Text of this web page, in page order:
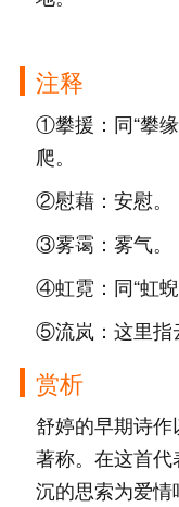
注释
①攀援：同“攀
爬。
②慰藉：安慰。
③雾霭：雾气。
④虹霓：同“虹
⑤流岚：这里指
赏析
舒婷的早期诗
著称。在这首
沉的思索为爱